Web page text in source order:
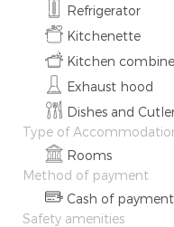
Refrigerator
Kitchenette
Kitchen
Exhaust hood
Dishes and
Type of
Rooms
Method of payment
Cash of payment
Safety amenities